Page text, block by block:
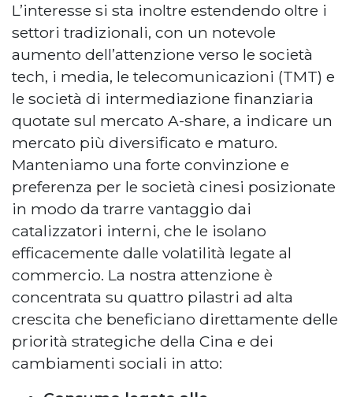
L’interesse si sta inoltre estendendo oltre i
settori tradizionali, con un notevole
aumento dell’attenzione verso le società
tech, i media, le telecomunicazioni (TMT) e
le società di intermediazione finanziaria
quotate sul mercato A-share, a indicare un
mercato più diversificato e maturo.
Manteniamo una forte convinzione e
preferenza per le società cinesi posizionate
in modo da trarre vantaggio dai
catalizzatori interni, che le isolano
efficacemente dalle volatilità legate al
commercio. La nostra attenzione è
concentrata su quattro pilastri ad alta
crescita che beneficiano direttamente delle
priorità strategiche della Cina e dei
cambiamenti sociali in atto: